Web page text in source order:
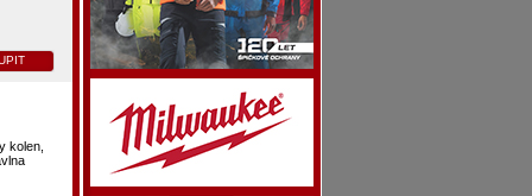
kolen,